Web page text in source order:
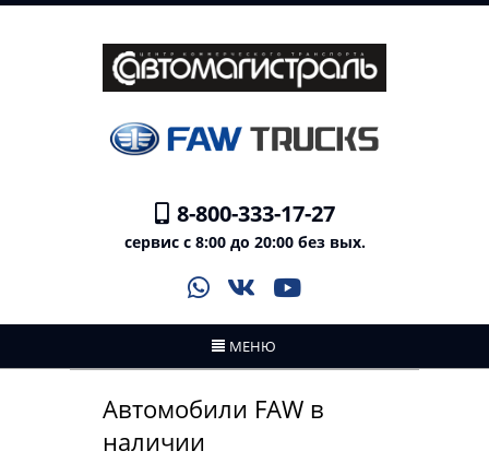
8-800-333-17-27
сервис с 8:00 до 20:00 без вых.
МЕНЮ
Автомобили FAW в
наличии